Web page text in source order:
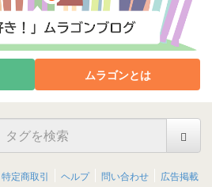
ムラゴンとは
特定商取引 ヘルプ 問い合わせ 広告掲載